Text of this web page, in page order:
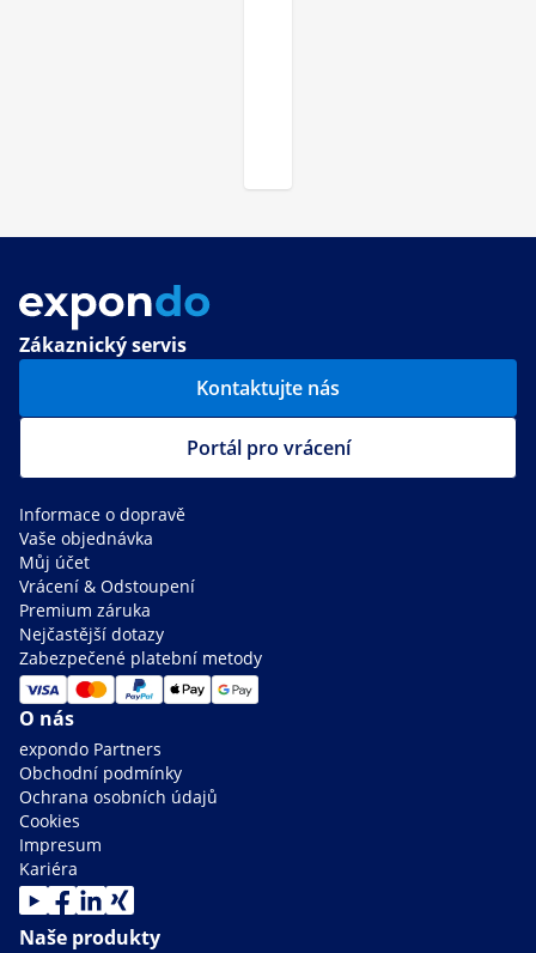
Zákaznický servis
Kontaktujte nás
Portál pro vrácení
Informace o dopravě
Vaše objednávka
Můj účet
Vrácení & Odstoupení
Premium záruka
Nejčastější dotazy
Zabezpečené platební metody
O nás
expondo Partners
Obchodní podmínky
Ochrana osobních údajů
Cookies
Impresum
Kariéra
Naše produkty